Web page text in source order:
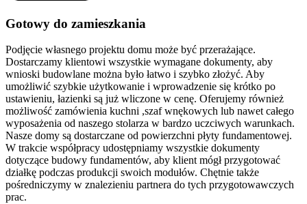
Gotowy do zamieszkania
Podjęcie własnego projektu domu może być przerażające.
Dostarczamy klientowi wszystkie wymagane dokumenty, aby
wnioski budowlane można było łatwo i szybko złożyć. Aby
umożliwić szybkie użytkowanie i wprowadzenie się krótko po
ustawieniu, łazienki są już wliczone w cenę. Oferujemy również
możliwość zamówienia kuchni ,szaf wnękowych lub nawet całego
wyposażenia od naszego stolarza w bardzo uczciwych warunkach.
Nasze domy są dostarczane od powierzchni płyty fundamentowej.
W trakcie współpracy udostępniamy wszystkie dokumenty
dotyczące budowy fundamentów, aby klient mógł przygotować
działkę podczas produkcji swoich modułów. Chętnie także
pośredniczymy w znalezieniu partnera do tych przygotowawczych
prac.